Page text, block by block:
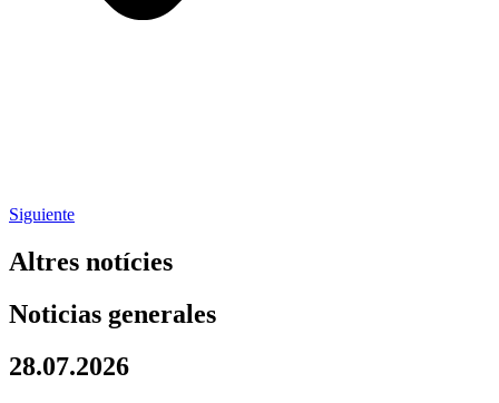
Siguiente
Altres notícies
Noticias generales
28.07.2026